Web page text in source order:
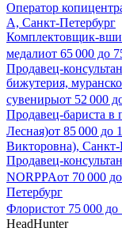
Оператор
А, Санкт-Петербург
Комплектовщик-
медалиот 65 000 до
Продавец-
бижутерия,
сувенирыот 52 000
Продавец-бариста в
Лесная)от 85 000 до
Викторовна), Санкт-
Продавец-
NORPPAот 70 000 до
Петербург
Флористот 75 000 до
HeadHunter